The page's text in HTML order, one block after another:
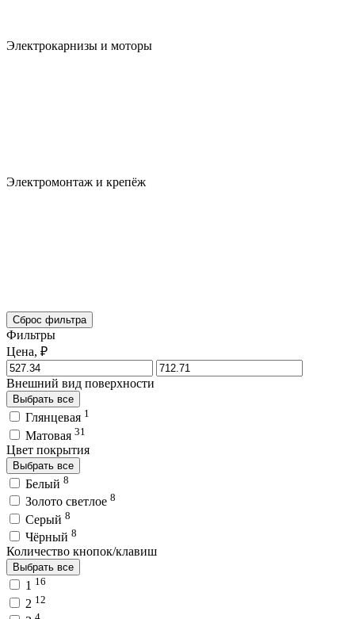
Электрокарнизы и моторы
Электромонтаж и крепёж
Сброс фильтра
Фильтры
Цена, ₽
Внешний вид поверхности
Выбрать все
Глянцевая 1
Матовая 31
Цвет покрытия
Выбрать все
Белый 8
Золото светлое 8
Серый 8
Чёрный 8
Количество кнопок/клавиш
Выбрать все
1 16
2 12
4